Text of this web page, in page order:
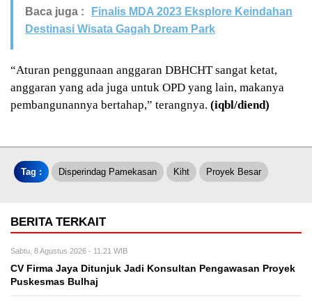
Baca juga :
Finalis MDA 2023 Eksplore Keindahan
Destinasi Wisata Gagah Dream Park
“Aturan penggunaan anggaran DBHCHT sangat ketat,
anggaran yang ada juga untuk OPD yang lain, makanya
pembangunannya bertahap,” terangnya. (iqbl/diend)
Tag : Disperindag Pamekasan Kiht Proyek Besar
BERITA TERKAIT
Sabtu, 8 Agustus 2026 - 11:21 WIB
CV Firma Jaya Ditunjuk Jadi Konsultan Pengawasan Proyek
Puskesmas Bulhaj